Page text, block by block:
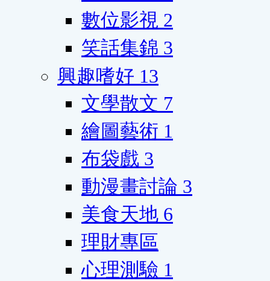
數位影視 2
笑話集錦 3
興趣嗜好 13
文學散文 7
繪圖藝術 1
布袋戲 3
動漫畫討論 3
美食天地 6
理財專區
心理測驗 1